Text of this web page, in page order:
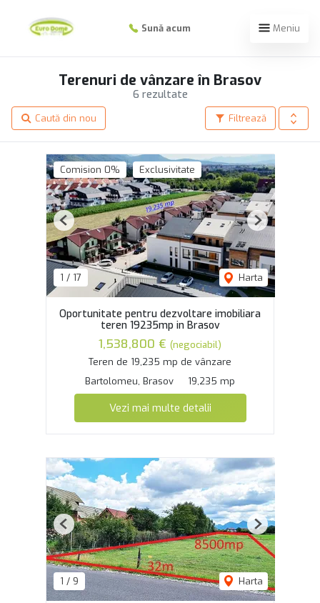
Sună acum Meniu
6 rezultate
Terenuri de vânzare în Brasov
Filtrează
Caută din nou
Comision 0% Exclusivitate
1 / 17 Harta
Previous Next
Oportunitate pentru dezvoltare imobiliara
teren 19235mp in Brasov
1,538,800 € (negociabil)
Teren de 19,235 mp de vânzare
Bartolomeu, Brasov
19,235 mp
Vezi mai multe detalii
1 / 9 Harta
Previous Next